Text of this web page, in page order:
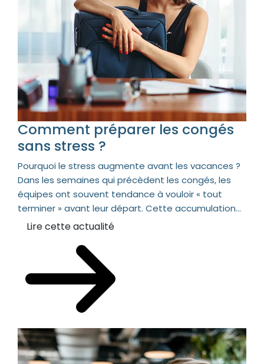
Comment préparer les congés
sans stress ?
Pourquoi le stress augmente avant les vacances ?
Dans les semaines qui précèdent les congés, les
équipes ont souvent tendance à vouloir « tout
terminer » avant leur départ. Cette accumulation...
Lire cette actualité